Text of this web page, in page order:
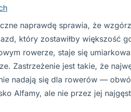
naprawdę sprawia, że
który zostawiłby większość
rowerze, staje się
Zastrzeżenie jest takie, że
nadają się dla rowerów —
Alfamy, ale nie przez jej